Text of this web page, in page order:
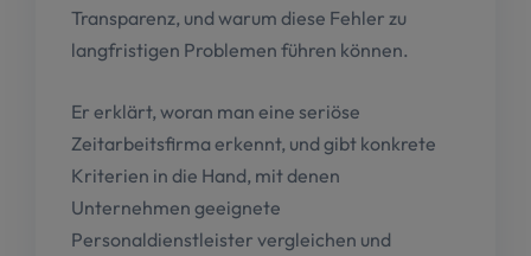
Transparenz, und warum diese Fehler zu
langfristigen Problemen führen können.
Er erklärt, woran man eine seriöse
Zeitarbeitsfirma erkennt, und gibt konkrete
Kriterien in die Hand, mit denen
Unternehmen geeignete
Personaldienstleister vergleichen und